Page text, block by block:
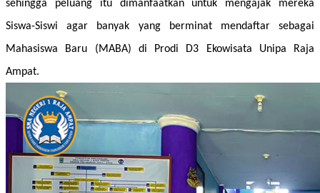
sehingga peluang itu dimanfaatkan untuk mengajak mereka
Siswa-Siswi agar banyak yang berminat mendaftar sebagai
Mahasiswa Baru (MABA) di Prodi D3 Ekowisata Unipa Raja
Ampat.